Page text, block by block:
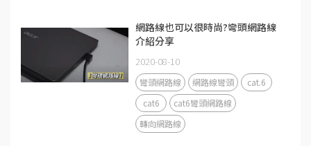
網路線也可以很時尚?彎頭網路線
介紹分享
2020-08-10
彎頭網路線 網路線彎頭
cat.6
cat6
cat6彎頭網路線
轉向網路線